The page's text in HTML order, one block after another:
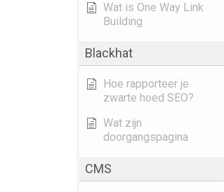
Wat is One Way Link
Building
Blackhat
Hoe rapporteer je
zwarte hoed SEO?
Wat zijn
doorgangspagina
CMS